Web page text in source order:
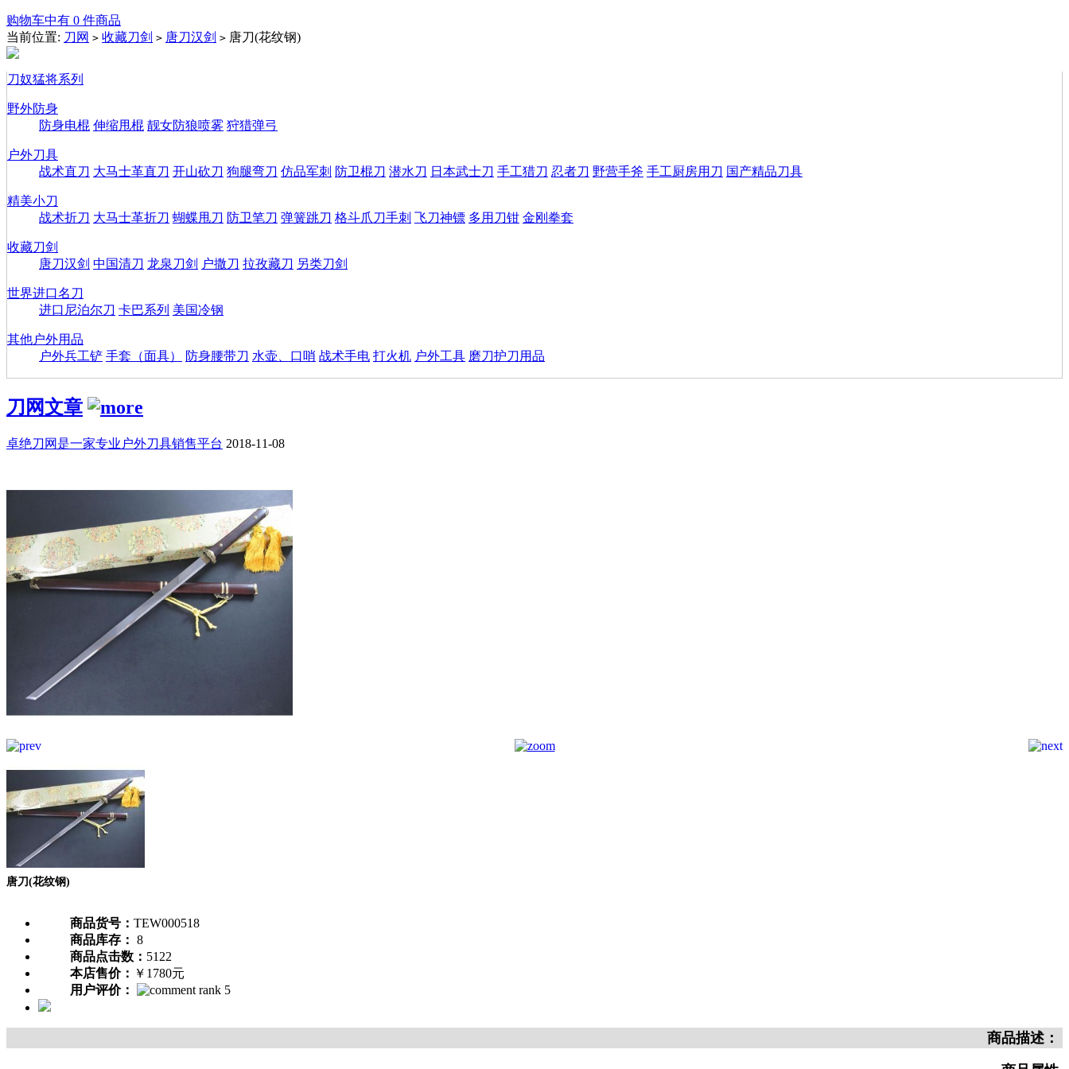
购物车中有 0 件商品
当前位置: 刀网 > 收藏刀剑 > 唐刀汉剑 > 唐刀(花纹钢)
刀奴猛将系列
野外防身
防身电棍 伸缩甩棍 靓女防狼喷雾 狩猎弹弓
户外刀具
战术直刀 大马士革直刀 开山砍刀 狗腿弯刀 仿品军刺 防卫棍刀 潜水刀 日本武士刀 手工猎刀 忍者刀 野营手斧 手工厨房用刀 国产精品刀具
精美小刀
战术折刀 大马士革折刀 蝴蝶甩刀 防卫笔刀 弹簧跳刀 格斗爪刀手刺 飞刀神镖 多用刀钳 金刚拳套
收藏刀剑
唐刀汉剑 中国清刀 龙泉刀剑 户撒刀 拉孜藏刀 另类刀剑
世界进口名刀
进口尼泊尔刀 卡巴系列 美国冷钢
其他户外用品
户外兵工铲 手套（面具） 防身腰带刀 水壶、口哨 战术手电 打火机 户外工具 磨刀护刀用品
刀网文章
卓绝刀网是一家专业户外刀具销售平台 2018-11-08
唐刀(花纹钢)
商品货号： TEW000518
商品库存： 8
商品点击数： 5122
本店售价： ￥1780元
用户评价：
商品描述：